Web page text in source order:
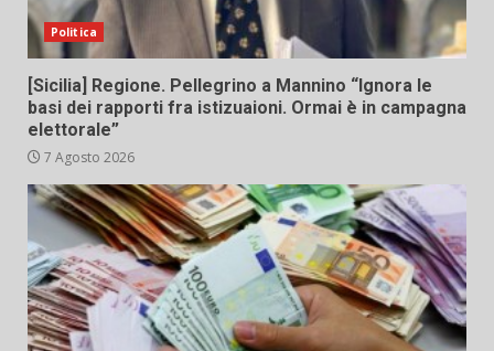
Politica
[Sicilia] Regione. Pellegrino a Mannino “Ignora le
basi dei rapporti fra istizuaioni. Ormai è in campagna
elettorale”
7 Agosto 2026